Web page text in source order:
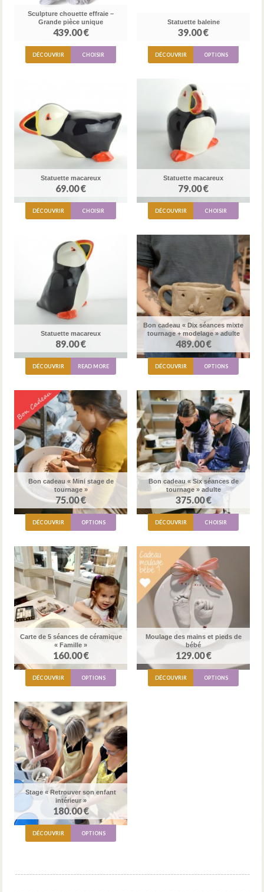
Sculpture chouette effraie –
Grande pièce unique
439.00 €
DÉCOUVRIR CHOISIR
Statuette baleine
39.00 €
DÉCOUVRIR OPTIONS
Statuette macareux
69.00 €
DÉCOUVRIR CHOISIR
Statuette macareux
79.00 €
DÉCOUVRIR CHOISIR
Statuette macareux
89.00 €
DÉCOUVRIR READ MORE
Bon cadeau « Dix séances mixte
tournage + modelage » adulte
489.00 €
DÉCOUVRIR OPTIONS
Bon cadeau « Mini stage de
tournage »
75.00 €
DÉCOUVRIR OPTIONS
Bon cadeau « Six séances de
tournage » adulte
375.00 €
DÉCOUVRIR CHOISIR
Carte de 5 séances de céramique
« Famille »
160.00 €
DÉCOUVRIR OPTIONS
Moulage des mains et pieds de
bébé
129.00 €
DÉCOUVRIR OPTIONS
Stage « Retrouver son enfant
intérieur »
180.00 €
DÉCOUVRIR OPTIONS